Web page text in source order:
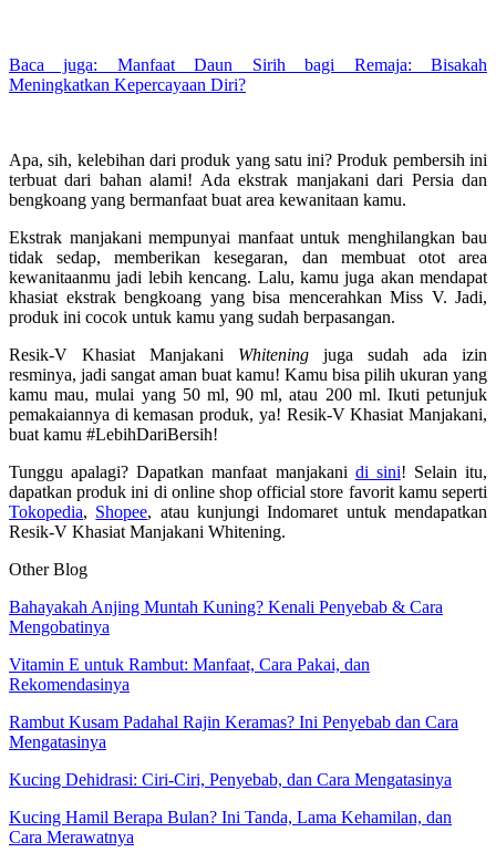
Baca juga: Manfaat Daun Sirih bagi Remaja: Bisakah
Meningkatkan Kepercayaan Diri?
Apa, sih, kelebihan dari produk yang satu ini? Produk pembersih ini
terbuat dari bahan alami! Ada ekstrak manjakani dari Persia dan
bengkoang yang bermanfaat buat area kewanitaan kamu.
Ekstrak manjakani mempunyai manfaat untuk menghilangkan bau
tidak sedap, memberikan kesegaran, dan membuat otot area
kewanitaanmu jadi lebih kencang. Lalu, kamu juga akan mendapat
khasiat ekstrak bengkoang yang bisa mencerahkan Miss V. Jadi,
produk ini cocok untuk kamu yang sudah berpasangan.
Resik-V Khasiat Manjakani Whitening juga sudah ada izin
resminya, jadi sangat aman buat kamu! Kamu bisa pilih ukuran yang
kamu mau, mulai yang 50 ml, 90 ml, atau 200 ml. Ikuti petunjuk
pemakaiannya di kemasan produk, ya! Resik-V Khasiat Manjakani,
buat kamu #LebihDariBersih!
Tunggu apalagi? Dapatkan manfaat manjakani di sini! Selain itu,
dapatkan produk ini di online shop official store favorit kamu seperti
Tokopedia, Shopee, atau kunjungi Indomaret untuk mendapatkan
Resik-V Khasiat Manjakani Whitening.
Other Blog
Bahayakah Anjing Muntah Kuning? Kenali Penyebab & Cara
Mengobatinya
Vitamin E untuk Rambut: Manfaat, Cara Pakai, dan
Rekomendasinya
Rambut Kusam Padahal Rajin Keramas? Ini Penyebab dan Cara
Mengatasinya
Kucing Dehidrasi: Ciri-Ciri, Penyebab, dan Cara Mengatasinya
Kucing Hamil Berapa Bulan? Ini Tanda, Lama Kehamilan, dan
Cara Merawatnya